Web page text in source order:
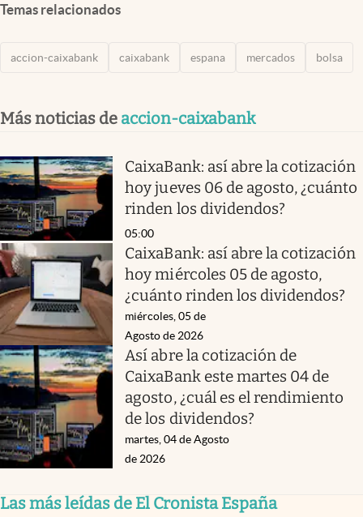
Temas relacionados
accion-caixabank caixabank espana mercados bolsa
Más noticias de accion-caixabank
CaixaBank: así abre la cotización
hoy jueves 06 de agosto, ¿cuánto
rinden los dividendos?
05:00
CaixaBank: así abre la cotización
hoy miércoles 05 de agosto,
¿cuánto rinden los dividendos?
miércoles, 05 de
Agosto de 2026
Así abre la cotización de
CaixaBank este martes 04 de
agosto, ¿cuál es el rendimiento
de los dividendos?
martes, 04 de Agosto
de 2026
Las más leídas de El Cronista España